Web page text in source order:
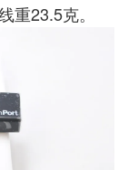
重23.5克。